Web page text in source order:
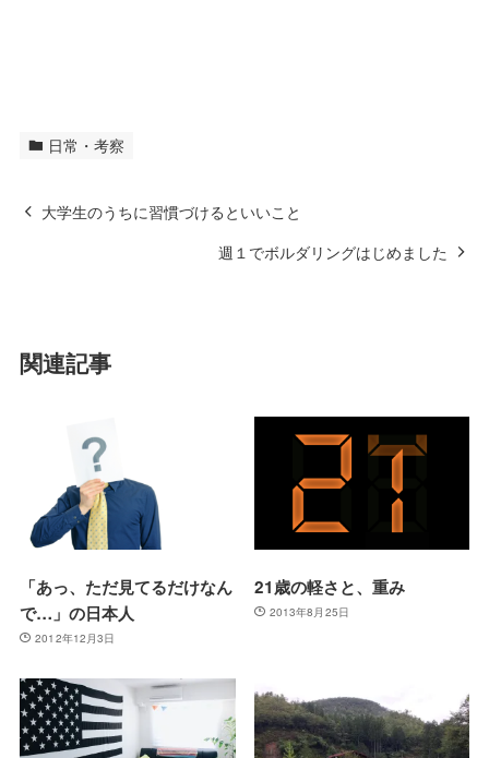
日常・考察
大学生のうちに習慣づけるといいこと
週１でボルダリングはじめました
関連記事
「あっ、ただ見てるだけなん
で…」の日本人
2012年12月3日
21歳の軽さと、重み
2013年8月25日